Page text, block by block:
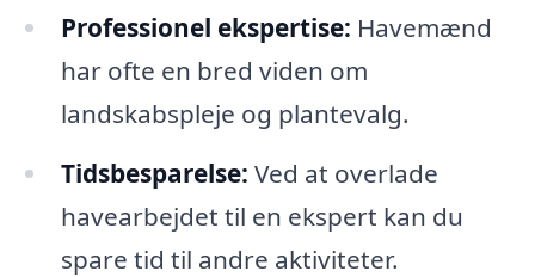
Professionel ekspertise: Havemænd
har ofte en bred viden om
landskabspleje og plantevalg.
Tidsbesparelse: Ved at overlade
havearbejdet til en ekspert kan du
spare tid til andre aktiviteter.